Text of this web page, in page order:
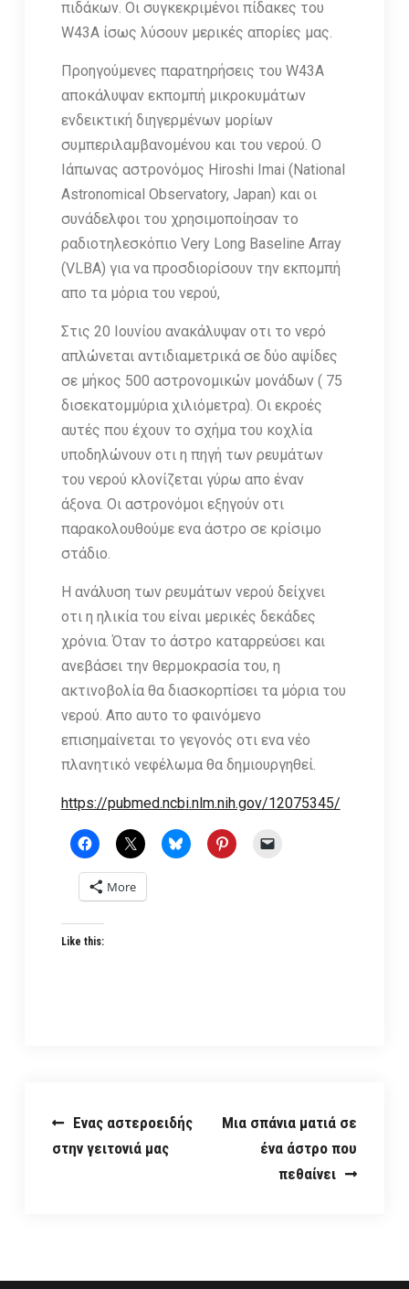
πιδάκων. Οι συγκεκριμένοι πίδακες του
W43A ίσως λύσουν μερικές απορίες μας.
Προηγούμενες παρατηρήσεις του W43A
αποκάλυψαν εκπομπή μικροκυμάτων
ενδεικτική διηγερμένων μορίων
συμπεριλαμβανομένου και του νερού. Ο
Ιάπωνας αστρονόμος Hiroshi Imai (National
Astronomical Observatory, Japan) και οι
συνάδελφοι του χρησιμοποίησαν το
ραδιοτηλεσκόπιο Very Long Baseline Array
(VLBA) για να προσδιορίσουν την εκπομπή
απο τα μόρια του νερού,
Στις 20 Ιουνίου ανακάλυψαν οτι το νερό
απλώνεται αντιδιαμετρικά σε δύο αψίδες
σε μήκος 500 αστρονομικών μονάδων ( 75
δισεκατομμύρια χιλιόμετρα). Οι εκροές
αυτές που έχουν το σχήμα του κοχλία
υποδηλώνουν οτι η πηγή των ρευμάτων
του νερού κλονίζεται γύρω απο έναν
άξονα. Οι αστρονόμοι εξηγούν οτι
παρακολουθούμε ενα άστρο σε κρίσιμο
στάδιο.
Η ανάλυση των ρευμάτων νερού δείχνει
οτι η ηλικία του είναι μερικές δεκάδες
χρόνια. Όταν το άστρο καταρρεύσει και
ανεβάσει την θερμοκρασία του, η
ακτινοβολία θα διασκορπίσει τα μόρια του
νερού. Απο αυτο το φαινόμενο
επισημαίνεται το γεγονός οτι ενα νέο
πλανητικό νεφέλωμα θα δημιουργηθεί.
https://pubmed.ncbi.nlm.nih.gov/12075345/
More
Like this:
Post
navigation
Ενας αστεροειδής
στην γειτονιά μας
Μια σπάνια ματιά σε
ένα άστρο που
πεθαίνει